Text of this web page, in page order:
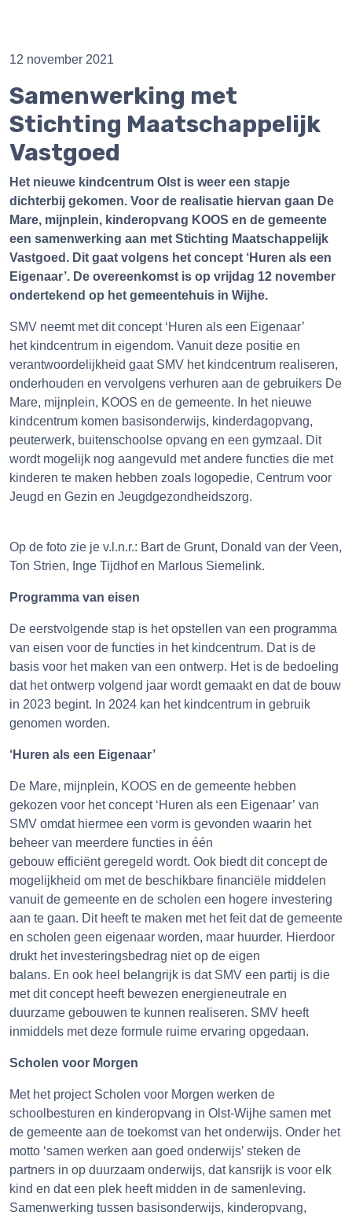
12 november 2021
Samenwerking met
Stichting Maatschappelijk
Vastgoed
Het nieuwe kindcentrum Olst is weer een stapje
dichterbij gekomen. Voor de realisatie hiervan gaan De
Mare, mijnplein, kinderopvang KOOS en de gemeente
een samenwerking aan met Stichting Maatschappelijk
Vastgoed. Dit gaat volgens het concept ‘Huren als een
Eigenaar’. De overeenkomst is op vrijdag 12 november
ondertekend op het gemeentehuis in Wijhe.
SMV neemt met dit concept ‘Huren als een Eigenaar’
het kindcentrum in eigendom. Vanuit deze positie en
verantwoordelijkheid gaat SMV het kindcentrum realiseren,
onderhouden en vervolgens verhuren aan de gebruikers De
Mare, mijnplein, KOOS en de gemeente. In het nieuwe
kindcentrum komen basisonderwijs, kinderdagopvang,
peuterwerk, buitenschoolse opvang en een gymzaal. Dit
wordt mogelijk nog aangevuld met andere functies die met
kinderen te maken hebben zoals logopedie, Centrum voor
Jeugd en Gezin en Jeugdgezondheidszorg.
Op de foto zie je v.l.n.r.: Bart de Grunt, Donald van der Veen,
Ton Strien, Inge Tijdhof en Marlous Siemelink.
Programma van eisen
De eerstvolgende stap is het opstellen van een programma
van eisen voor de functies in het kindcentrum. Dat is de
basis voor het maken van een ontwerp. Het is de bedoeling
dat het ontwerp volgend jaar wordt gemaakt en dat de bouw
in 2023 begint. In 2024 kan het kindcentrum in gebruik
genomen worden.
‘Huren als een Eigenaar’
De Mare, mijnplein, KOOS en de gemeente hebben
gekozen voor het concept ‘Huren als een Eigenaar’ van
SMV omdat hiermee een vorm is gevonden waarin het
beheer van meerdere functies in één
gebouw efficiënt geregeld wordt. Ook biedt dit concept de
mogelijkheid om met de beschikbare financiële middelen
vanuit de gemeente en de scholen een hogere investering
aan te gaan. Dit heeft te maken met het feit dat de gemeente
en scholen geen eigenaar worden, maar huurder. Hierdoor
drukt het investeringsbedrag niet op de eigen
balans. En ook heel belangrijk is dat SMV een partij is die
met dit concept heeft bewezen energieneutrale en
duurzame gebouwen te kunnen realiseren. SMV heeft
inmiddels met deze formule ruime ervaring opgedaan.
Scholen voor Morgen
Met het project Scholen voor Morgen werken de
schoolbesturen en kinderopvang in Olst-Wijhe samen met
de gemeente aan de toekomst van het onderwijs. Onder het
motto ‘samen werken aan goed onderwijs’ steken de
partners in op duurzaam onderwijs, dat kansrijk is voor elk
kind en dat een plek heeft midden in de samenleving.
Samenwerking tussen basisonderwijs, kinderopvang,